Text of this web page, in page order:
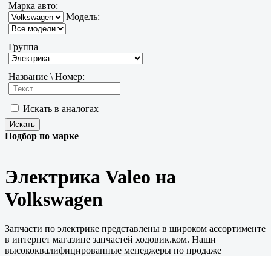
Марка авто:
Модель:
Группа
Название \ Номер:
Искать в аналогах
Подбор по марке
Электрика Valeo на
Volkswagen
Запчасти по электрике представлены в широком ассортименте
в интернет магазине запчастей ходовик.ком. Наши
высококвалифицированные менеджеры по продаже